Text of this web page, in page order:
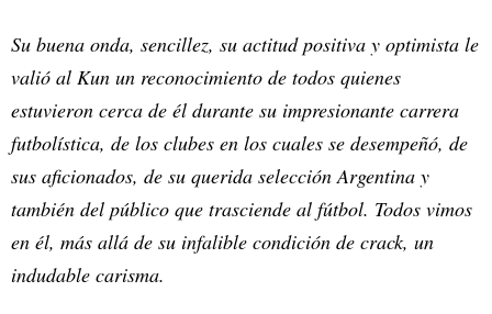
Su buena onda, sencillez, su actitud positiva y optimista le
valió al Kun un reconocimiento de todos quienes
estuvieron cerca de él durante su impresionante carrera
futbolística, de los clubes en los cuales se desempeñó, de
sus aficionados, de su querida selección Argentina y
también del público que trasciende al fútbol. Todos vimos
en él, más allá de su infalible condición de crack, un
indudable carisma.